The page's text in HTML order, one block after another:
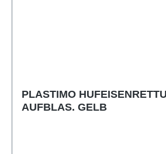
PLASTIMO
AUFBLAS. GELB